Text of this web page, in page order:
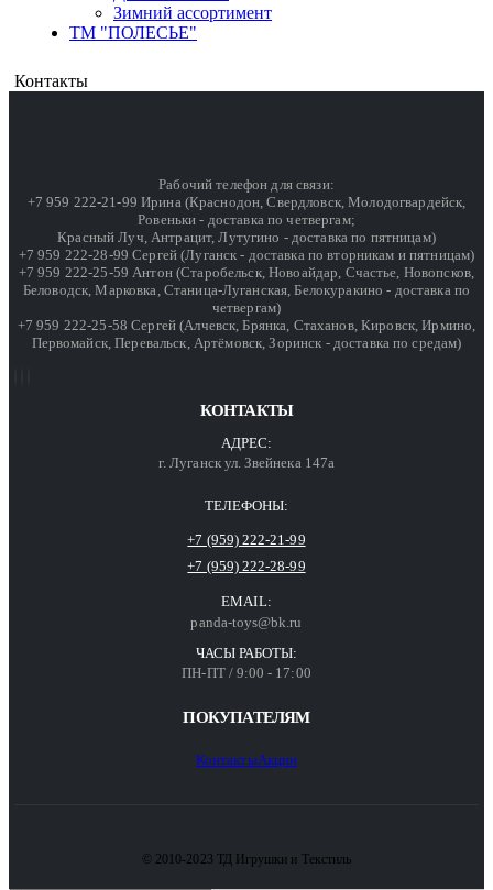
Зимний ассортимент
ТМ "ПОЛЕСЬЕ"
Контакты
Рабочий телефон для связи:
+7 959 222-21-99 Ирина (Краснодон, Свердловск, Молодогвардейск,
Ровеньки - доставка по четвергам;
Красный Луч, Антрацит, Лутугино - доставка по пятницам)
+7 959 222-28-99 Сергей (Луганск - доставка по вторникам и пятницам)
+7 959 222-25-59 Антон (Старобельск, Новоайдар, Счастье, Новопсков,
Беловодск, Марковка, Станица-Луганская, Белокуракино - доставка по
четвергам)
+7 959 222-25-58 Сергей (Алчевск, Брянка, Стаханов, Кировск, Ирмино,
Первомайск, Перевальск, Артёмовск, Зоринск - доставка по средам)
КОНТАКТЫ
АДРЕС:
г. Луганск ул. Звейнека 147а
ТЕЛЕФОНЫ:
+7 (959) 222-21-99
+7 (959) 222-28-99
EMAIL:
panda-toys@bk.ru
ЧАСЫ РАБОТЫ:
ПН-ПТ / 9:00 - 17:00
ПОКУПАТЕЛЯМ
КонтактыАкции
© 2010-2023 ТД Игрушки и Текстиль